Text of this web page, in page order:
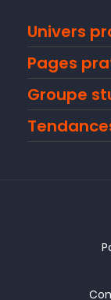
Univers
Pages
Groupe